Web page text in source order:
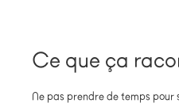
Ce que ça
Ne pas prendre de temps pour